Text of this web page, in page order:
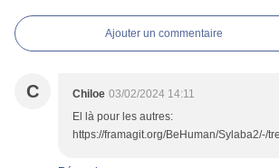
Ajouter un commentaire
C Chiloe 03/02/2024 14:11
El là pour les autres:
https://framagit.org/BeHuman/Sylaba2/-/